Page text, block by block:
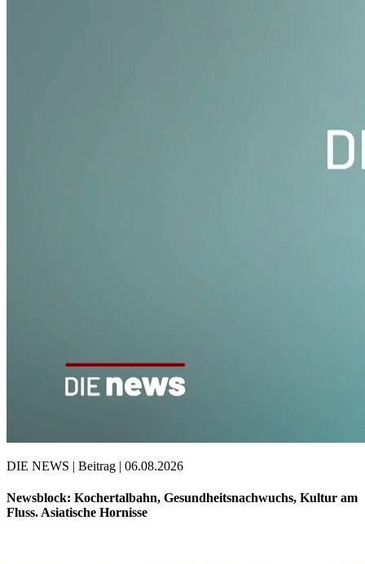
DIE NEWS | Beitrag | 06.08.2026
Newsblock: Kochertalbahn, Gesundheitsnachwuchs, Kultur am
Fluss. Asiatische Hornisse